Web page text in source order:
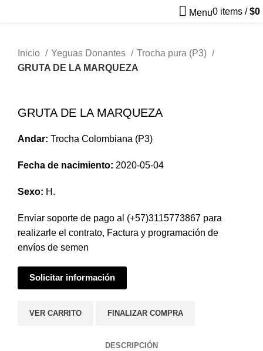
Menu0 items / $0
Inicio Yeguas Donantes
Trocha pura (P3)
GRUTA DE LA MARQUEZA
GRUTA DE LA MARQUEZA
Andar: Trocha Colombiana (P3)
Fecha de nacimiento: 2020-05-04
Sexo: H.
Enviar soporte de pago al (+57)3115773867 para
realizarle el contrato, Factura y programación de
envíos de semen
Solicitar información
VER CARRITO FINALIZAR COMPRA
DESCRIPCIÓN